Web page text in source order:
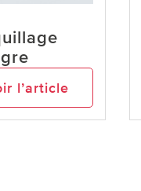
l’article